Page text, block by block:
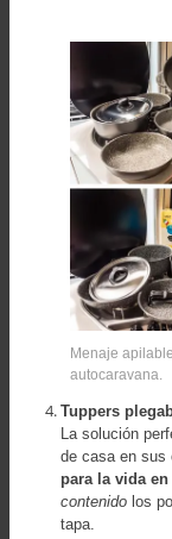
Menaje
autocaravana.
Tuppers
La solución
de casa en sus
para la vida
contenido los
tapa.